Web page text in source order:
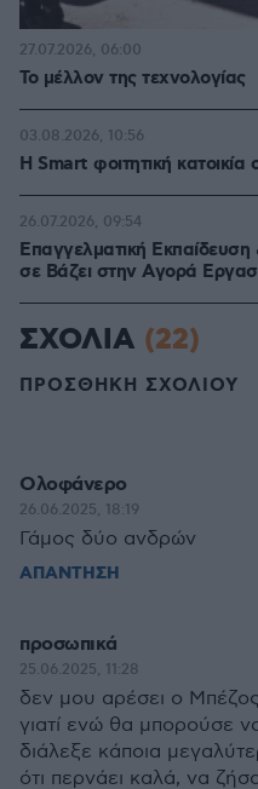
Το μέλλον της τεχνολογίας
27.07.2026, 06:00
Η Smart φοιτητική
03.08.2026, 10:56
Επαγγελματική Εκπαίδευση
σε Bάζει στην Aγορά
26.07.2026, 09:54
ΣΧΟΛΙΑ (22)
ΠΡΟΣΘΗΚΗ ΣΧΟΛΙΟΥ
Ολοφάνερο
26.06.2025, 18:19
Γάμος δύο ανδρών
ΑΠΑΝΤΗΣΗ
προσωπικά
25.06.2025, 11:28
δεν μου αρέσει ο
γιατί ενώ θα μπορούσε
διάλεξε κάποια
ότι περνάει καλά, να